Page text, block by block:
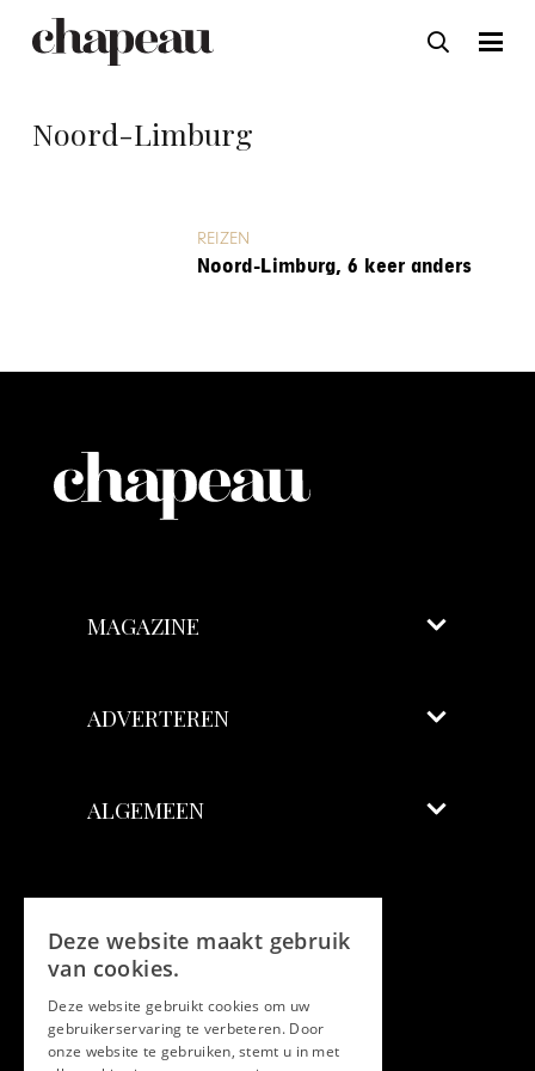
Noord-Limburg
REIZEN
Noord-Limburg, 6 keer anders
MAGAZINE
ADVERTEREN
ALGEMEEN
Facebook
Twitter
Deze website maakt gebruik
van cookies.
Deze website gebruikt cookies om uw
gebruikerservaring te verbeteren. Door
onze website te gebruiken, stemt u in met